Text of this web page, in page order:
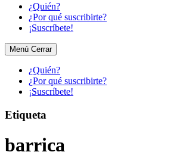
¿Quién?
¿Por qué suscribirte?
¡Suscríbete!
Menú Cerrar
¿Quién?
¿Por qué suscribirte?
¡Suscríbete!
Etiqueta
barrica